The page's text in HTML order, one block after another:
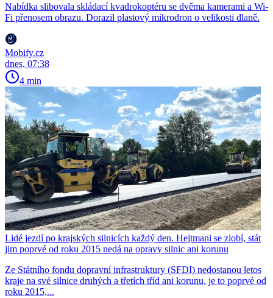
Nabídka slibovala skládací kvadrokoptéru se dvěma kamerami a Wi-
Fi přenosem obrazu. Dorazil plastový mikrodron o velikosti dlaně.
Mobify.cz
dnes, 07:38
4 min
Lidé jezdí po krajských silnicích každý den. Hejtmani se zlobí, stát
jim poprvé od roku 2015 nedá na opravy silnic ani korunu
Ze Státního fondu dopravní infrastruktury (SFDI) nedostanou letos
kraje na své silnice druhých a třetích tříd ani korunu, je to poprvé od
roku 2015,...